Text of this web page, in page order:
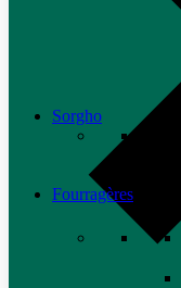
Sorgho
Fourragères